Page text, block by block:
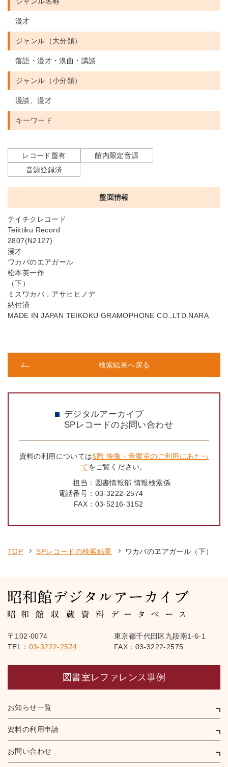
盤面情報
テイチクレコード
Teiktiku Record
2807(N2127)
漫才
ワカバのエアガール
松本英一作
（下）
ミスワカバ．アサヒヒノデ
納付済
MADE IN JAPAN TEIKOKU GRAMOPHONE CO.,LTD.NARA
漫才
ジャンル（大分類）
落語・漫才・浪曲・講談
ジャンル（小分類）
漫談、漫才
キーワード
レコード盤有
館内限定音源
音源登録済
検索結果へ戻る
デジタルアーカイブ
SPレコードのお問い合わせ
資料の利用については5階 映像・音響室のご利用にあたっ
てをご覧ください。
担当： 図書情報部 情報検索係
電話番号： 03-3222-2574
FAX： 03-5216-3152
TOP SPレコードの検索結果 ワカバのヱアガール（下）
〒102-0074
東京都千代田区九段南1-6-1
TEL： 03-3222-2574 FAX：03-3222-2575
図書室レファレンス事例
お知らせ一覧
資料の利用申請
お問い合わせ